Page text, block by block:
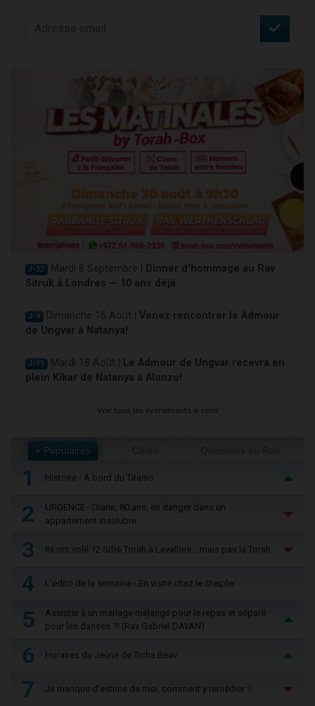
J-32 Mardi 8 Septembre |
Dinner d'hommage au Rav
Sitruk à Londres — 10 ans déjà
J-9 Dimanche 16 Août | Venez rencontrer le Admour
de Ungvar à Natanya!
J-11 Mardi 18 Août |
Le Admour de Ungvar recevra en
plein Kikar de Natanya à Alonzo!
Voir tous les événements à venir
+ Populaires
1 Histoire - À bord du Titanic
2
URGENCE - Diane, 80 ans, en danger dans un
appartement insalubre
3 Ils ont volé 12 Sifré Torah à Levallois… mais pas la Torah
4 L'édito de la semaine - En visite chez le Steipler
5
Assister à un mariage mélangé pour le repas et séparé
pour les danses ?! (Rav Gabriel DAYAN)
6 Horaires du Jeûne de Ticha Béav
7 Je manque d'estime de moi, comment y remédier ?